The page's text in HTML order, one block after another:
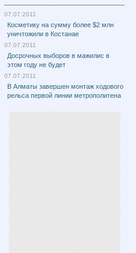
07.07.2011
Косметику на сумму более $2 млн
уничтожили в Костанае
07.07.2011
Досрочных выборов в мажилис в
этом году не будет
07.07.2011
В Алматы завершен монтаж ходового
рельса первой линии метрополитена